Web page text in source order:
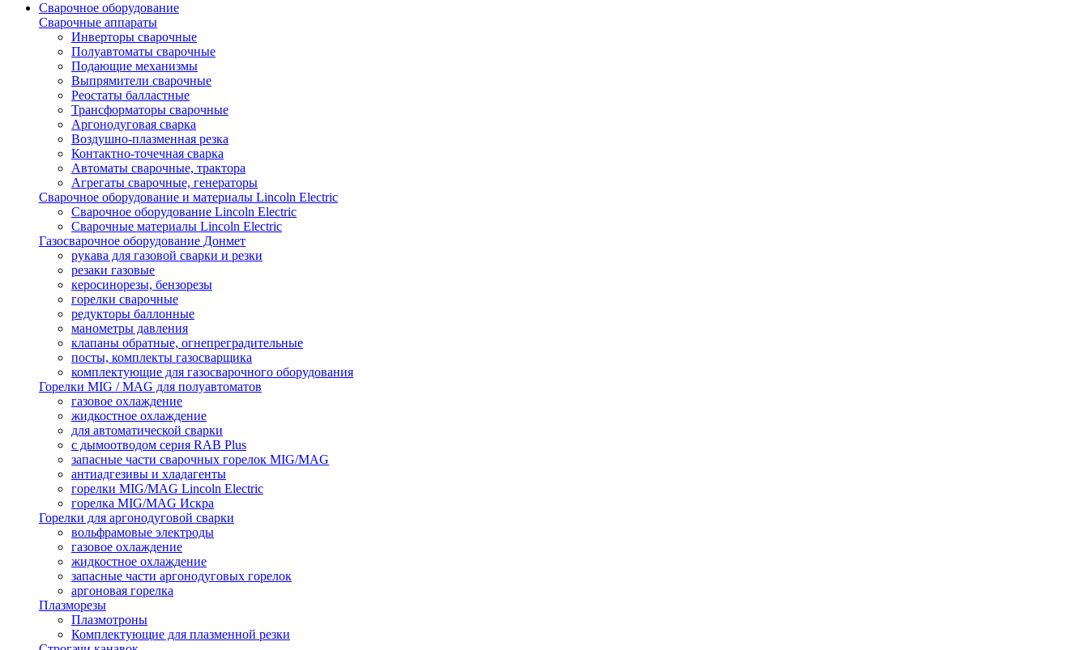
Сварочное оборудование
Сварочные аппараты
Инверторы сварочные
Полуавтоматы сварочные
Подающие механизмы
Выпрямители сварочные
Реостаты балластные
Трансформаторы сварочные
Аргонодуговая сварка
Воздушно-плазменная резка
Контактно-точечная сварка
Автоматы сварочные, трактора
Агрегаты сварочные, генераторы
Сварочное оборудование и материалы Lincoln Electric
Сварочное оборудование Lincoln Electric
Сварочные материалы Lincoln Electric
Газосварочное оборудование Донмет
рукава для газовой сварки и резки
резаки газовые
керосинорезы, бензорезы
горелки сварочные
редукторы баллонные
манометры давления
клапаны обратные, огнепреградительные
посты, комплекты газосварщика
комплектующие для газосварочного оборудования
Горелки MIG / MAG для полуавтоматов
газовое охлаждение
жидкостное охлаждение
для автоматической сварки
с дымоотводом серия RAB Plus
запасные части сварочных горелок MIG/MAG
антиадгезивы и хладагенты
горелки MIG/MAG Lincoln Electric
горелка MIG/MAG Искра
Горелки для аргонодуговой сварки
вольфрамовые электроды
газовое охлаждение
жидкостное охлаждение
запасные части аргонодуговых горелок
аргоновая горелка
Плазморезы
Плазмотроны
Комплектующие для плазменной резки